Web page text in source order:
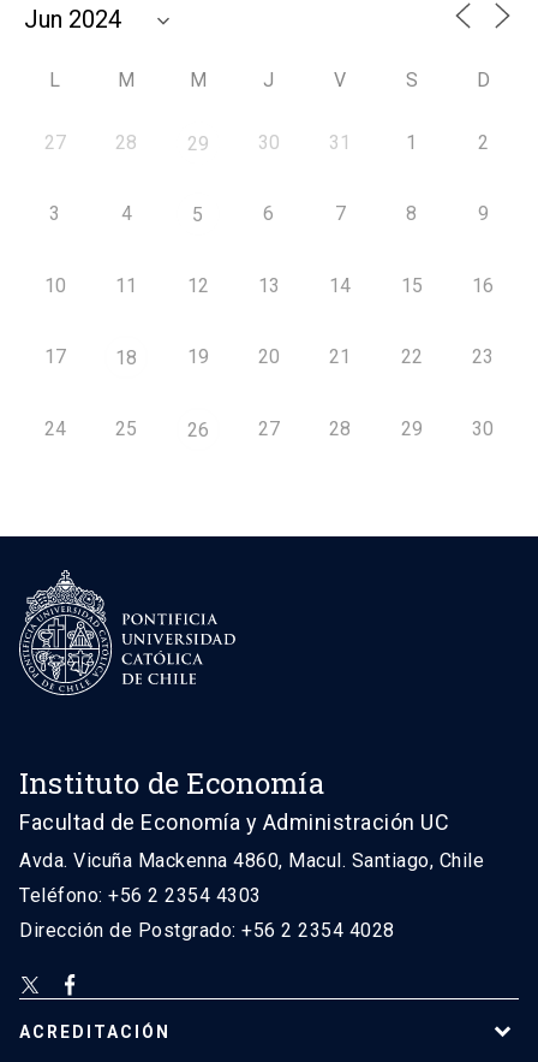
L M M J V S D
27 28 29 30 31 1 2
3 4 5 6 7 8 9
10 11 12 13 14 15 16
17 18 19 20 21 22 23
24 25 26 27 28 29 30
Instituto de Economía
Facultad de Economía y Administración UC
Avda. Vicuña Mackenna 4860, Macul. Santiago, Chile
Teléfono: +56 2 2354 4303
Dirección de Postgrado: +56 2 2354 4028
ACREDITACIÓN